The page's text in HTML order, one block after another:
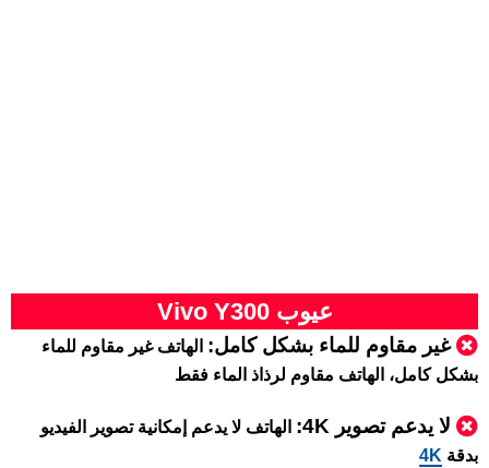
عيوب Vivo Y300
غير مقاوم للماء بشكل كامل: الهاتف غير مقاوم للماء
بشكل كامل، الهاتف مقاوم لرذاذ الماء فقط
لا يدعم تصوير 4K:
الهاتف لا يدعم إمكانية تصوير الفيديو
بدقة 4K